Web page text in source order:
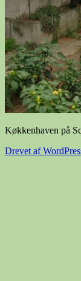
Køkkenhaven på
Drevet af